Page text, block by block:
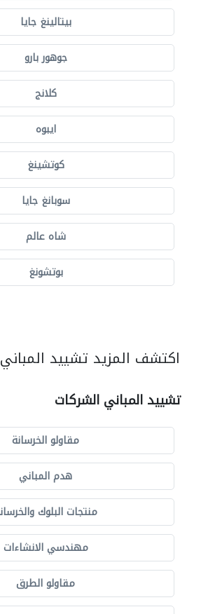
بيتالينغ جايا
جوهور بارو
كلانج
ايبوه
كوتشينغ
سوبانغ جايا
شاه عالم
بوتشونغ
اكتشف المزيد تشييد
تشييد المباني الشركات
مقاولو الخرسانة
هدم المباني
منتجات البلوك
مهندسي الانشاءات
مقاولو الطرق